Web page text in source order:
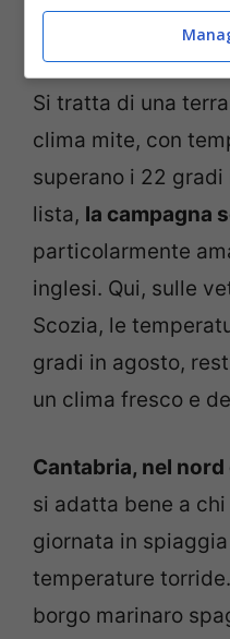
estivo, spicca
vulcanico di Sete
Si tratta di una
clima mite, con
superano i 22 gradi
lista, la campagna
particolarmente
inglesi. Qui, sulle
Scozia, le
gradi in agosto,
un clima fresco e
Cantabria, nel nord
si adatta bene a
giornata in
temperature
borgo marinaro